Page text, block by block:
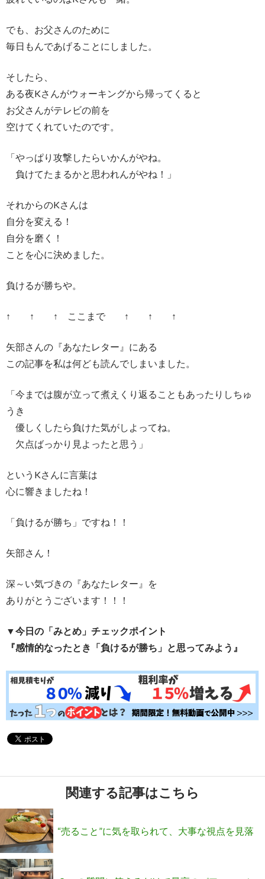
でも、お父さんのために
毎日もんであげることにしました。
そしたら、
ある夜Kさんがウォーキングから帰ってくると
お父さんがテレビの前を
空けてくれていたのです。
「やっぱり攻撃したらいかんがやね。
負けてたまるかと思われんがやね！」
それからのKさんは
自分を変える！
自分を磨く！
ことを心に決めました。
負けるが勝ちや。
↑ ↑ ↑ ここまで ↑ ↑ ↑
矢部さんの『あなたレター』にある
この記事を私は何ども読んでしまいました。
「今までは腹が立って煮えくり返ることもあったりしちゅ
うき
優しくしたら負けた気がしよってね。
欠点ばっかり見よったと思う」
というKさんに言葉は
心に響きましたね！
「負けるが勝ち」ですね！！
矢部さん！
深～い気づきの『あなたレター』を
ありがとうございます！！！
▼今日の「みとめ」チェックポイント
『感情的なったとき「負けるが勝ち」と思ってみよう』
関連する記事はこちら
“売ること”に気を取られて、大事な視点を見落
としてませんか？